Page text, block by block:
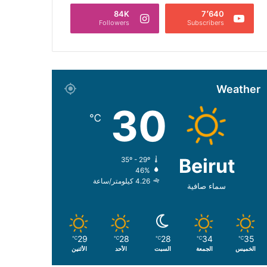
7٬640
Subscribers
84K
Followers
Weather
Beirut
سماء صافية
30
℃
35º - 29º
46%
4.26 كيلومتر/ساعة
35
℃
الخميس
34
℃
الجمعة
28
℃
السبت
28
℃
الأحد
29
℃
الأثنين